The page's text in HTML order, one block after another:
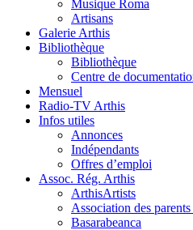
Musique Roma
Artisans
Galerie Arthis
Bibliothèque
Bibliothèque
Centre de
Mensuel
Radio-TV Arthis
Infos utiles
Annonces
Indépendants
Offres d’emploi
Assoc. Rég. Arthis
ArthisArtists
Association des
Basarabeanca